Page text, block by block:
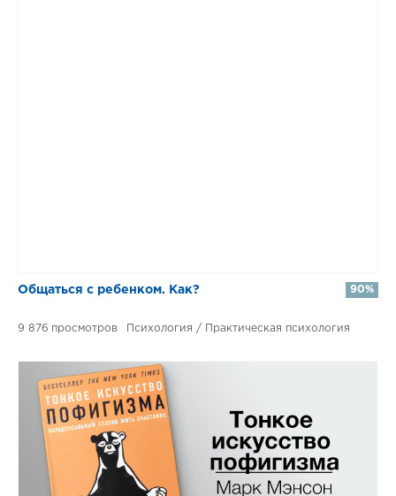
Общаться с ребенком. Как?
9 876 Психология / Практическая психология
90%